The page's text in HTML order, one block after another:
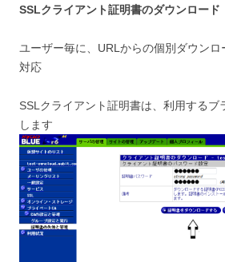
SSLクライアント証明書のダウンロード
ユーザー毎に、URLからの個別ダウンロ
対応
SSLクライアント証明書は、利用するブ
します